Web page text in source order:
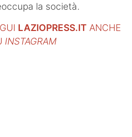
la società.
LAZIOPRESS.IT ANCHE
INSTAGRAM